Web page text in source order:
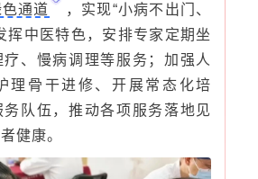
通道
，实现“小病不出门、
挥中医特色，安排专家定期坐
、慢病调理等服务；加强人
理骨干进修、开展常态化培
队伍，推动各项服务落地见
健康。